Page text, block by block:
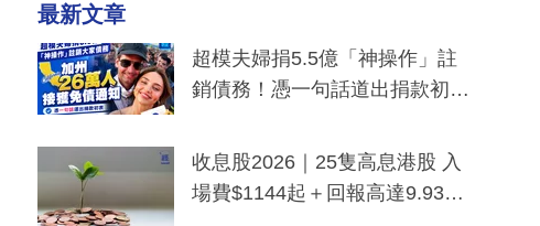
最新文章
超模夫婦捐5.5億「神操作」註
銷債務！憑一句話道出捐款初
一度被誤當詐騙手段
收息股2026｜25隻高息港股 入
場費$1144起＋回報高達9.93